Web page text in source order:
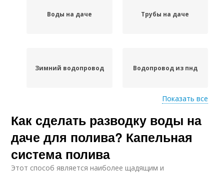
Воды на даче Трубы на даче
Зимний водопровод Водопровод из пнд
Бюджетный
водопровод
Водопровод из
колодца
Показать все
Как сделать разводку воды на
даче для полива? Капельная
система полива
Этот способ является наиболее щадящим и